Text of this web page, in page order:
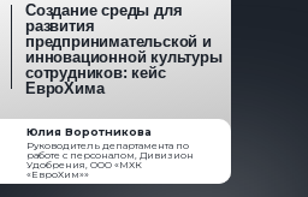
Юлия Воротникова
Создание среды для
развития
предпринимательской и
инновационной культуры
сотрудников: кейс
ЕвроХима
Руководитель департамента по
работе с персоналом, Дивизион
Удобрения, ООО «МХК
«ЕвроХим»»